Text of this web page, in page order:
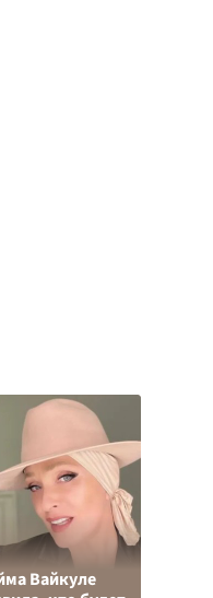
Вайкуле